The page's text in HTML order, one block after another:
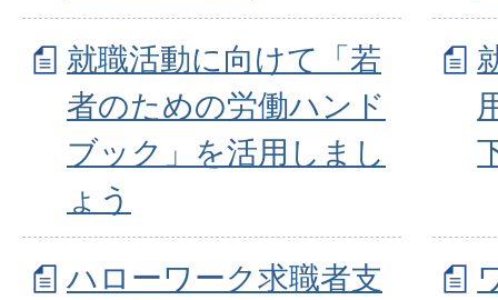
就職活動に向けて「若
者のための労働ハンド
ブック」を活用しまし
ょう
ハローワーク求職者支